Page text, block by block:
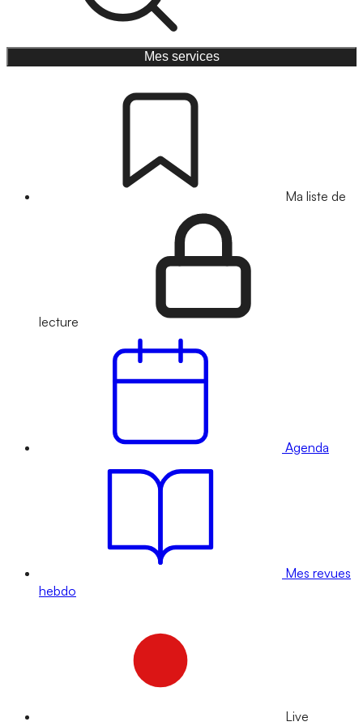
Mes services
Ma liste de
lecture
Agenda
Mes revues
hebdo
Live